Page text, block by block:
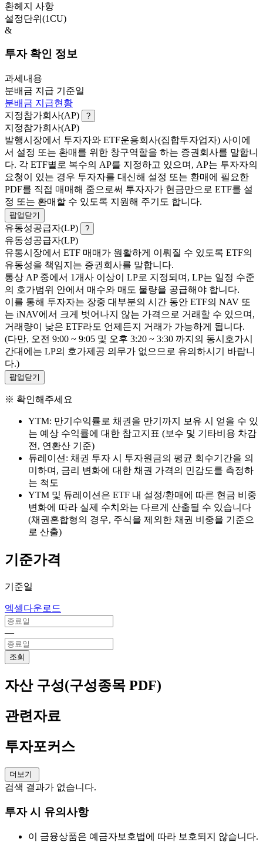
환헤지 사항
설정단위(1CU)
&
투자 확인 정보
과세내용
분배금 지급 기준일
분배금 지급현황
지정참가회사(AP)
?
지정참가회사(AP)
발행시장에서 투자자와 ETF운용회사(집합투자업자) 사이에
서 설정 또는 환매를 위한 창구역할을 하는 증권회사를 말합니
다. 각 ETF별로 복수의 AP를 지정하고 있으며, AP는 투자자의
요청이 있는 경우 투자자를 대신해 설정 또는 환매에 필요한
PDF를 직접 매매해 줌으로써 투자자가 현금만으로 ETF를 설
정 또는 환매할 수 있도록 지원해 주기도 합니다.
팝업닫기
유동성공급자(LP) ?
유동성공급자(LP)
유통시장에서 ETF 매매가 원활하게 이뤄질 수 있도록 ETF의
유동성을 책임지는 증권회사를 말합니다.
통상 AP 중에서 1개사 이상이 LP로 지정되며, LP는 일정 수준
의 호가범위 안에서 매수와 매도 물량을 공급해야 합니다.
이를 통해 투자자는 장중 대부분의 시간 동안 ETF의 NAV 또
는 iNAV에서 크게 벗어나지 않는 가격으로 거래할 수 있으며,
거래량이 낮은 ETF라도 언제든지 거래가 가능하게 됩니다.
(다만, 오전 9:00 ~ 9:05 및 오후 3:20 ~ 3:30 까지의 동시호가시
간대에는 LP의 호가제공 의무가 없으므로 유의하시기 바랍니
다.)
팝업닫기
※ 확인해주세요
YTM: 만기수익률로 채권을 만기까지 보유 시 얻을 수 있
는 예상 수익률에 대한 참고지표 (보수 및 기타비용 차감
전, 연환산 기준)
듀레이션: 채권 투자 시 투자원금의 평균 회수기간을 의
미하며, 금리 변화에 대한 채권 가격의 민감도를 측정하
는 척도
YTM 및 듀레이션은 ETF 내 설정/환매에 따른 현금 비중
변화에 따라 실제 수치와는 다르게 산출될 수 있습니다
(채권혼합형의 경우, 주식을 제외한 채권 비중을 기준으
로 산출)
기준가격
기준일
엑셀다운로드
―
조회
자산 구성(구성종목 PDF)
관련자료
투자포커스
더보기
검색 결과가 없습니다.
투자 시 유의사항
이 금융상품은 예금자보호법에 따라 보호되지 않습니다.